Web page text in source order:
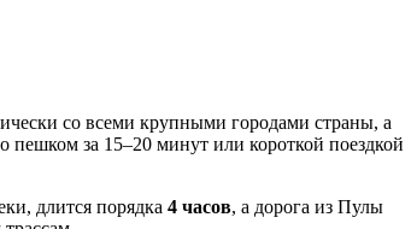
со всеми крупными городами страны, а
пешком за 15–20 минут или короткой поездкой
длится порядка 4 часов, а дорога из Пулы